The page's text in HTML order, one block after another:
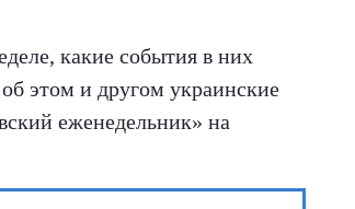
какие события в них
этом и другом украинские
еженедельник» на